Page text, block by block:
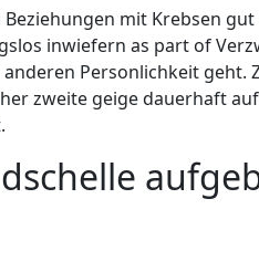
mit Krebsen
inwiefern as part of
Personlichkeit
zweite geige dauerhaft